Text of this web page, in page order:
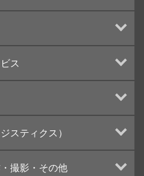
グ
ス
・印刷
・印刷
スティクス）
撮影・その他